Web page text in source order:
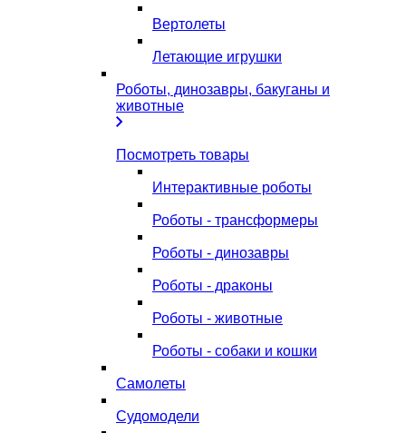
Вертолеты
Летающие игрушки
Роботы, динозавры, бакуганы и
животные
Посмотреть товары
Интерактивные роботы
Роботы - трансформеры
Роботы - динозавры
Роботы - драконы
Роботы - животные
Роботы - собаки и кошки
Самолеты
Судомодели